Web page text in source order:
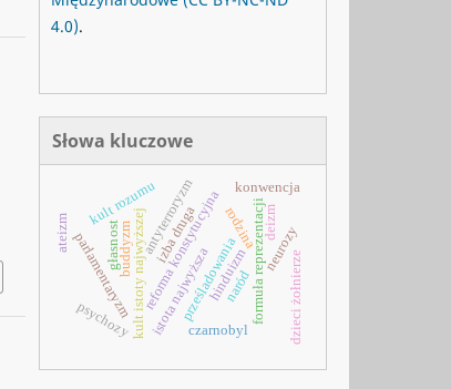
4.0).
Słowa kluczowe
rodzina
reforma konstytucyjna
istota najwyższa
kult istoty najwyższej
kult rozumu formuła reprezentacji
izba druga
parlamentaryzm prześladowania
hinduizm
buddyzmantyterroryzm
czarnobyl
konwencja
deizm
głasnost neurozy
psychozy
ateizm
dzieci żołnierze
naród